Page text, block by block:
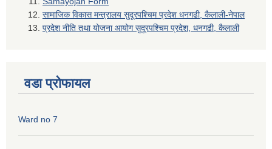
सामाजिक विकास मन्त्रालय सुदूरपश्चिम प्रदेश धनगढी, कैलाली-नेपाल
प्रदेश नीति तथा योजना आयोग सुदूरपश्चिम प्रदेश, धनगढी, कैलाली
वडा प्रोफायल
Ward no 7